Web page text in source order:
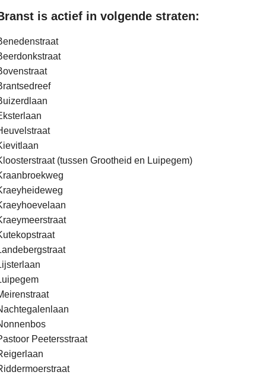
is actief in volgende straten:
(tussen Grootheid en Luipegem)
Peetersstraat